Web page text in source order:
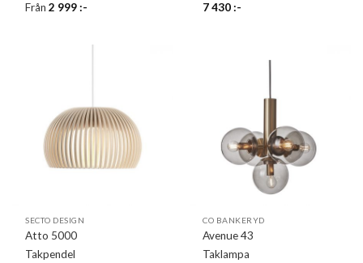
Från2 999:-
7 430:-
SECTO DESIGN
Atto 5000
Takpendel
CO BANKERYD
Avenue 43
Taklampa